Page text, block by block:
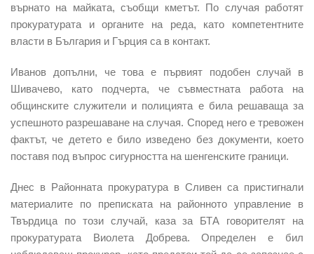
върнато на майката, съобщи кметът. По случая работят
прокуратурата и органите на реда, като компетентните
власти в България и Гърция са в контакт.
Иванов допълни, четова е първият подобен случай в
Шивачево, като подчерта, че съвместната работа на
общинските служители и полицията е била решаваща за
успешното разрешаване на случая. Според него е тревожен
фактът, че детето е било изведено без документи, което
поставя под въпрос сигурността на шенгенските граници.
Днес в Районната прокуратура в Сливен са пристигнали
материалите по преписката на районното управление в
Твърдица по този случай, каза за БТА говорителят на
прокуратурата Виолета Добрева. Определен е бил